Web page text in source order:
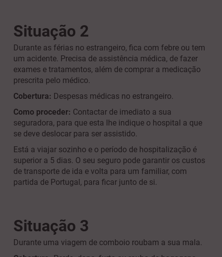
Situação 2
Durante as férias no estrangeiro, fica com febre ou tem
um acidente. Precisa de assistência médica, de fazer
exames e tratamentos, além de comprar a medicação
prescrita pelo médico.
Cobertura: Despesas médicas no estrangeiro.
Como proceder: Contactar de imediato a sua
seguradora, para que esta lhe indique o hospital a que
se deve deslocar para ser assistido.
Está a viajar sozinho e o período de hospitalização é
superior a 5 dias. O seu seguro pode garantir os custos
de transporte de ida e volta para um familiar, com
partida de Portugal, para ficar junto de si.
Situação 3
Durante uma viagem de comboio roubam a sua mala.